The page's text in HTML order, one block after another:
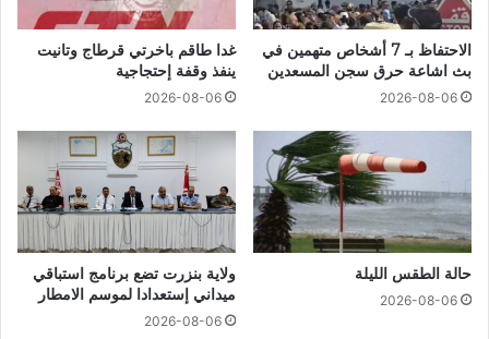
الاحتفاظ بـ 7 أشخاص متهمين في
بث اشاعة حرق سجن المسعدين
2026-08-06
غدا طاقم باخرتي قرطاج وتانيت
ينفذ وقفة إحتجاجية
2026-08-06
حالة الطقس الليلة
2026-08-06
ولاية بنزرت تضع برنامج استباقي
ميداني إستعدادا لموسم الامطار
2026-08-06